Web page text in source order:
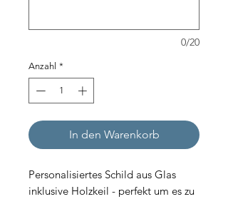
0/20
Anzahl *
In den Warenkorb
Personalisiertes Schild aus Glas
inklusive Holzkeil - perfekt um es zu